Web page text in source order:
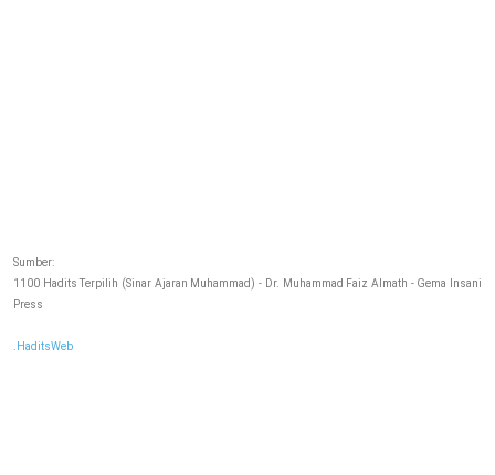
Sumber:
1100 Hadits Terpilih (Sinar Ajaran Muhammad) - Dr. Muhammad Faiz Almath - Gema Insani
Press
HaditsWeb